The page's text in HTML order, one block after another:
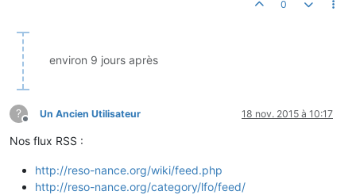
0
environ 9 jours après
?
Hors-ligne
Un Ancien Utilisateur 18 nov. 2015 à 10:17
Nos flux RSS :
http://reso-nance.org/wiki/feed.php
http://reso-nance.org/category/lfo/feed/